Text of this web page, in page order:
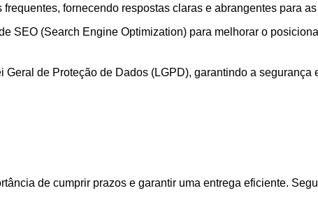
frequentes, fornecendo respostas claras e abrangentes para
SEO (Search Engine Optimization) para melhorar o
Geral de Proteção de Dados (LGPD), garantindo a
de cumprir prazos e garantir uma entrega eficiente.